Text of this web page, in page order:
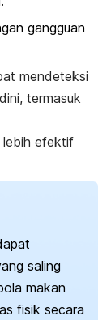
gangguan
mendeteksi
termasuk
lebih efektif
saling
makan
fisik secara